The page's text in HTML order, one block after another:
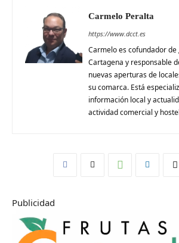
Carmelo Peralta
https://www.dcct.es
Carmelo es cofundador de
Cartagena y responsable
nuevas aperturas de
su comarca. Está
información local y
actividad comercial y
Publicidad